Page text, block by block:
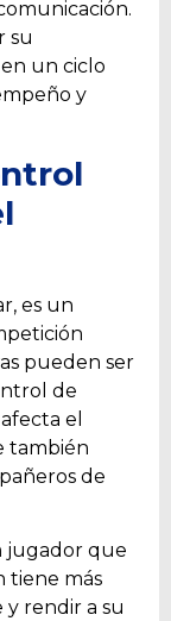
su
un ciclo
y
es un
pueden ser
de
el
también
de
jugador que
tiene más
y rendir a su